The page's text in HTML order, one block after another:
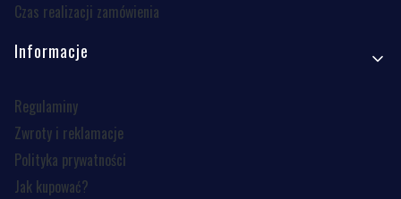
Czas realizacji zamówienia
Informacje
Regulaminy
Zwroty i reklamacje
Polityka prywatności
Jak kupować?